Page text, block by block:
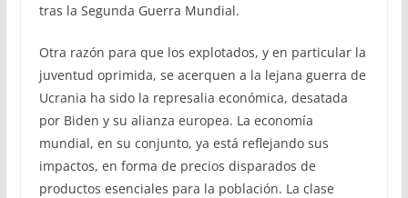
tras la Segunda Guerra Mundial.
Otra razón para que los explotados, y en particular la
juventud oprimida, se acerquen a la lejana guerra de
Ucrania ha sido la represalia económica, desatada
por Biden y su alianza europea. La economía
mundial, en su conjunto, ya está reflejando sus
impactos, en forma de precios disparados de
productos esenciales para la población. La clase